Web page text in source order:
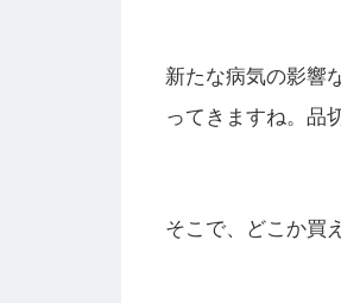
新たな病気の影響
ってきますね。品
そこで、どこか買